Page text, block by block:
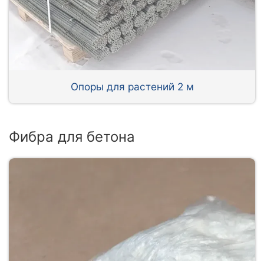
Опоры для растений 2 м
Фибра для бетона